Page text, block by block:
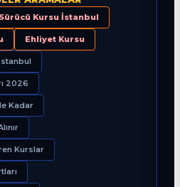
Sürücü Kursu İstanbul
Ehliyet Kursu
2026
Kadar
Kurslar